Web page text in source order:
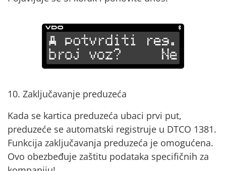
10. Zaključavanje preduzeća
Kada se kartica preduzeća ubaci prvi put,
preduzeće se automatski registruje u DTCO 1381.
Funkcija zaključavanja preduzeća je omogućena.
Ovo obezbeđuje zaštitu podataka specifičnih za